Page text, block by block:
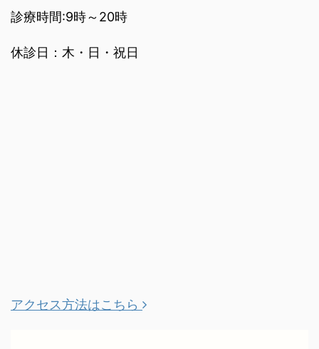
診療時間:9時～20時
休診日：木・日・祝日
アクセス方法はこちら